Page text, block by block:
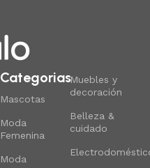
Categorias
Mascotas
Moda
Femenina
Moda
Muebles y
decoración
Belleza &
cuidado